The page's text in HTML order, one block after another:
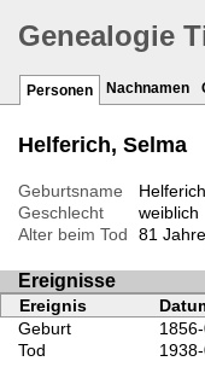
Genealogie
Personen Nachnamen
Helferich, Selma
Geburtsname
Geschlecht
weiblich
Alter beim Tod
81
Ereignisse
Ereignis
Geburt
Tod